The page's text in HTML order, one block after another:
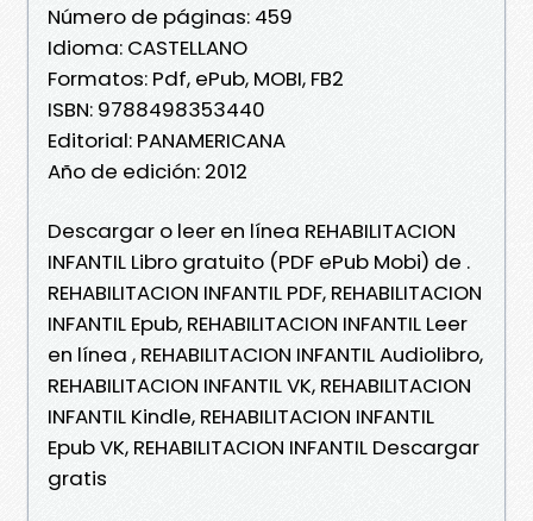
Número de páginas: 459
Idioma: CASTELLANO
Formatos: Pdf, ePub, MOBI, FB2
ISBN: 9788498353440
Editorial: PANAMERICANA
Año de edición: 2012
Descargar o leer en línea REHABILITACION
INFANTIL Libro gratuito (PDF ePub Mobi) de .
REHABILITACION INFANTIL PDF, REHABILITACION
INFANTIL Epub, REHABILITACION INFANTIL Leer
en línea , REHABILITACION INFANTIL Audiolibro,
REHABILITACION INFANTIL VK, REHABILITACION
INFANTIL Kindle, REHABILITACION INFANTIL
Epub VK, REHABILITACION INFANTIL Descargar
gratis